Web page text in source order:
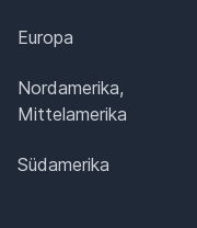
Europa
Nordamerika,
Mittelamerika
Südamerika